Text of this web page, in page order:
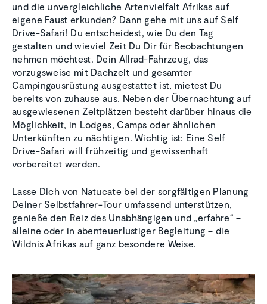
und die unvergleichliche Artenvielfalt Afrikas auf
eigene Faust erkunden? Dann gehe mit uns auf Self
Drive-Safari! Du entscheidest, wie Du den Tag
gestalten und wieviel Zeit Du Dir für Beobachtungen
nehmen möchtest. Dein Allrad-Fahrzeug, das
vorzugsweise mit Dachzelt und gesamter
Campingausrüstung ausgestattet ist, mietest Du
bereits von zuhause aus. Neben der Übernachtung auf
ausgewiesenen Zeltplätzen besteht darüber hinaus die
Möglichkeit, in Lodges, Camps oder ähnlichen
Unterkünften zu nächtigen. Wichtig ist: Eine Self
Drive-Safari will frühzeitig und gewissenhaft
vorbereitet werden.
Lasse Dich von Natucate bei der sorgfältigen Planung
Deiner Selbstfahrer-Tour umfassend unterstützen,
genieße den Reiz des Unabhängigen und „erfahre“ –
alleine oder in abenteuerlustiger Begleitung – die
Wildnis Afrikas auf ganz besondere Weise.